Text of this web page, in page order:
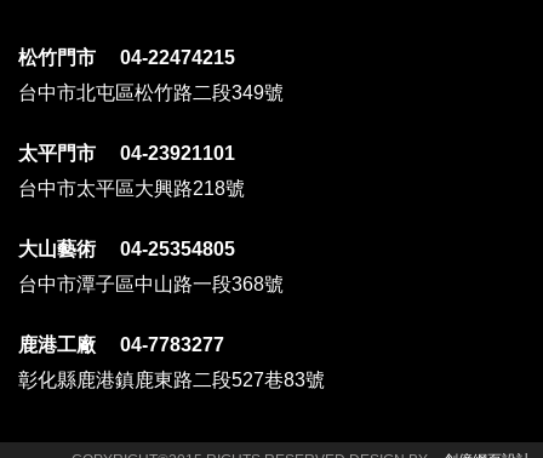
松竹門市 04-22474215
台中市北屯區松竹路二段349號
太平門市 04-23921101
台中市太平區大興路218號
大山藝術 04-25354805
台中市潭子區中山路一段368號
鹿港工廠 04-7783277
彰化縣鹿港鎮鹿東路二段527巷83號